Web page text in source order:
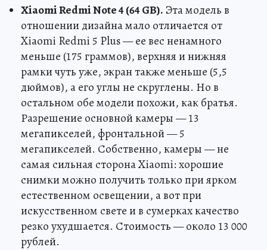
Xiaomi Redmi Note 4 (64 GB). Эта модель в
отношении дизайна мало отличается от
Xiaomi Redmi 5 Plus — ее вес ненамного
меньше (175 граммов), верхняя и нижняя
рамки чуть уже, экран также меньше (5,5
дюймов), а его углы не скруглены. Но в
остальном обе модели похожи, как братья.
Разрешение основной камеры — 13
мегапикселей, фронтальной — 5
мегапикселей. Собственно, камеры — не
самая сильная сторона Xiaomi: хорошие
снимки можно получить только при ярком
естественном освещении, а вот при
искусственном свете и в сумерках качество
резко ухудшается. Стоимость — около 13 000
рублей.